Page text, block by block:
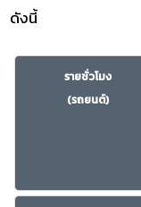
ดังนี้
รายชั่วโมง
(รถยนต์)